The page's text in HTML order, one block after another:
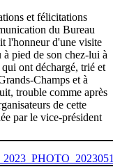
et félicitations
du Bureau
l'honneur d'une visite
pied de son chez-lui à
qui ont déchargé, trié et
Champs et à
trouble comme après
de cette
par le vice-président